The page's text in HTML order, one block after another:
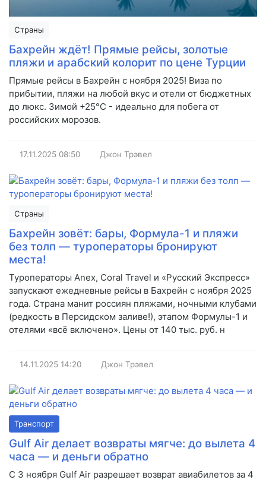
Страны
Бахрейн ждёт! Прямые рейсы, золотые
пляжи и арабский колорит по цене Турции
Прямые рейсы в Бахрейн с ноября 2025! Виза по
прибытии, пляжи на любой вкус и отели от бюджетных
до люкс. Зимой +25°C - идеально для побега от
российских морозов.
17.11.2025 08:50 Джон Трэвел
Страны
Бахрейн зовёт: бары, Формула-1 и пляжи
без толп — туроператоры бронируют
места!
Туроператоры Anex, Coral Travel и «Русский Экспресс»
запускают ежедневные рейсы в Бахрейн с ноября 2025
года. Страна манит россиян пляжами, ночными клубами
(редкость в Персидском заливе!), этапом Формулы-1 и
отелями «всё включено». Цены от 140 тыс. руб. н
14.11.2025 14:20 Джон Трэвел
Транспорт
Gulf Air делает возвраты мягче: до вылета 4
часа — и деньги обратно
С 3 ноября Gulf Air разрешает возврат авиабилетов за 4